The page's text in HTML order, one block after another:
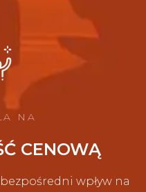
NA
CENOWĄ
wpływ na